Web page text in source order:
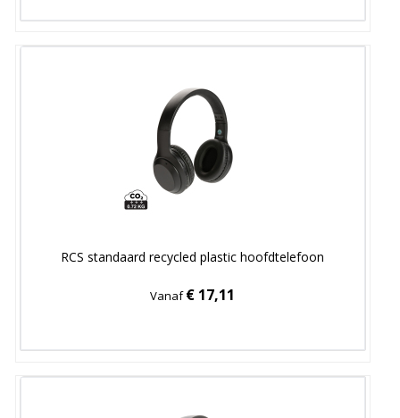
RCS standaard recycled plastic hoofdtelefoon
Vanaf€ 17,11